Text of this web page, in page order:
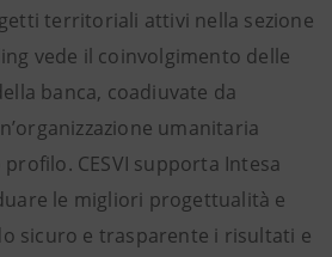
territoriali attivi nella sezione
vede il coinvolgimento delle
banca, coadiuvate da
umanitaria
CESVI supporta Intesa
le migliori progettualità e
sicuro e trasparente i risultati e